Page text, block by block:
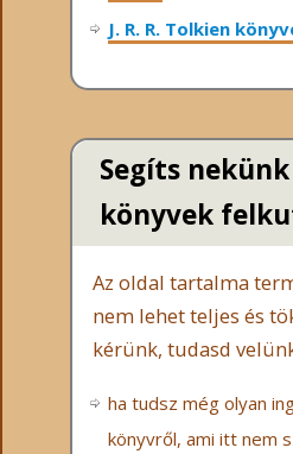
J. R. R. Tolkien
Segíts
könyvek
Az oldal tartalma
nem lehet teljes és
kérünk, tudasd
ha tudsz még olyan
könyvről, ami itt nem